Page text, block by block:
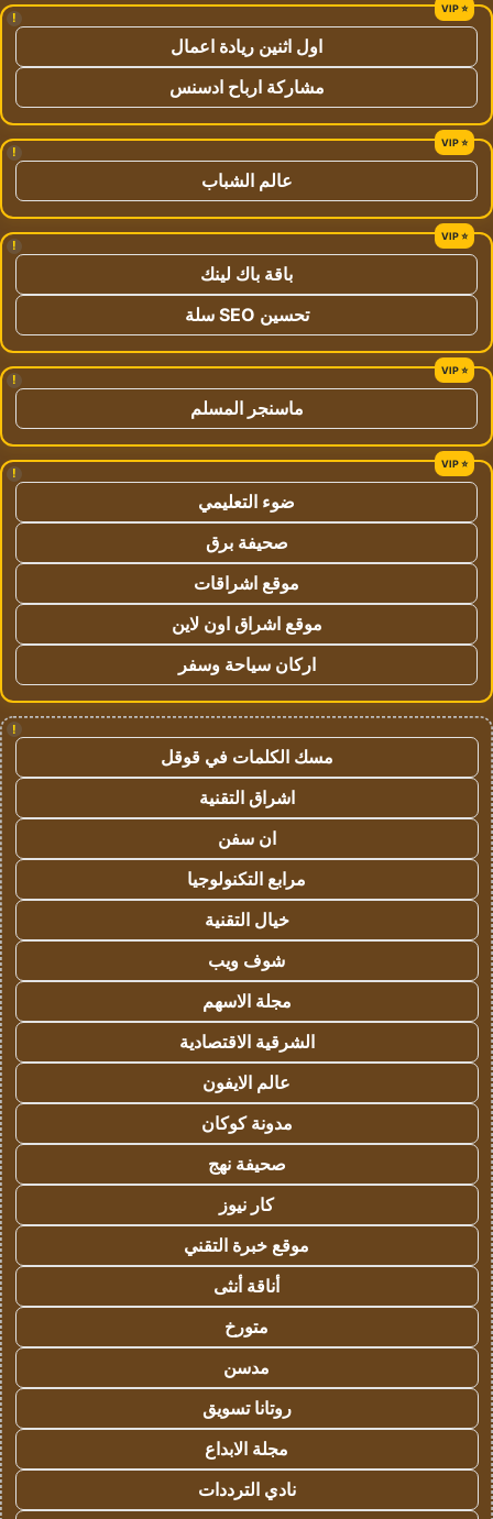
!
اول اثنين ريادة اعمال
مشاركة ارباح ادسنس
!
عالم الشباب
!
باقة باك لينك
تحسين SEO سلة
!
ماسنجر المسلم
!
ضوء التعليمي
صحيفة برق
موقع اشراقات
موقع اشراق اون لاين
اركان سياحة وسفر
!
مسك الكلمات في قوقل
اشراق التقنية
ان سفن
مرابع التكنولوجيا
خيال التقنية
شوف ويب
مجلة الاسهم
الشرقية الاقتصادية
عالم الايفون
مدونة كوكان
صحيفة نهج
كار نيوز
موقع خبرة التقني
أناقة أنثى
متورخ
مدسن
روتانا تسويق
مجلة الابداع
نادي الترددات